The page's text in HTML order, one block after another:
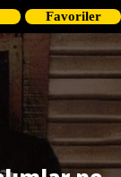
Favoriler